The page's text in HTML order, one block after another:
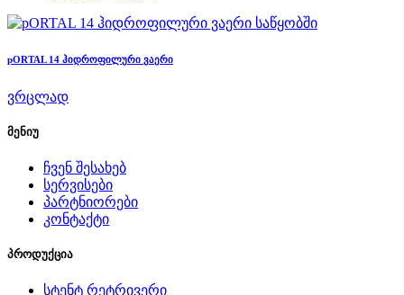
საწყობში
pORTAL 14 ჰიდროფილური ვაერი
ვრცლად
მენიუ
ჩვენ შესახებ
სერვისები
პარტნიორები
კონტაქტი
პროდუქცია
სტენტ რეტრივერი